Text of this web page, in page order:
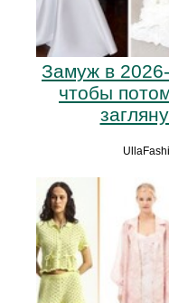
Замуж в
чтобы